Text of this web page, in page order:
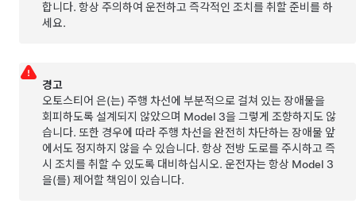
합니다. 항상 주의하여 운전하고 즉각적인 조치를 취할 준비를 하
세요.
경고
오토스티어 은(는) 주행 차선에 부분적으로 걸쳐 있는 장애물을
회피하도록 설계되지 않았으며 Model 3을 그렇게 조향하지도 않
습니다. 또한 경우에 따라 주행 차선을 완전히 차단하는 장애물 앞
에서도 정지하지 않을 수 있습니다. 항상 전방 도로를 주시하고 즉
시 조치를 취할 수 있도록 대비하십시오. 운전자는 항상 Model 3
을(를) 제어할 책임이 있습니다.